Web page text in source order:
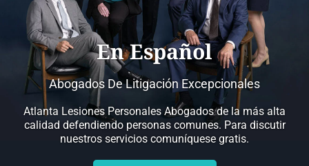
En Español
Abogados De Litigación Excepcionales
Atlanta Lesiones Personales Abogados de la más alta
calidad defendiendo personas comunes. Para discutir
nuestros servicios comuníquese gratis.